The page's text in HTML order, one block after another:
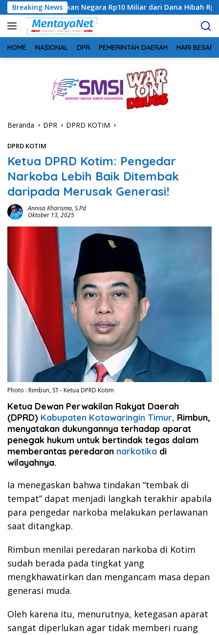
Langsung
ke
konten
Breaking News
Negara Rp10 Miliar dari Dana Hibah Rp40 Miliar
HOME NASIONAL DPR PEMERINTAH DAERAH HARI BESAR
Beranda DPR DPRD KOTIM
DPRD KOTIM
Ketua DPRD Kotim: Pengedar
Narkoba Lebih Baik Ditembak
daripada Merusak Generasi!
Annisa Kharisma, S.Pd
Oktober 13, 2025
Photo : Rimbun, ST - Ketua DPRD Kotim
Ketua Dewan Perwakilan Rakyat Daerah
(DPRD) Kabupaten Kotawaringin Timur, Rimbun,
menyatakan dukungannya terhadap aparat
penegak hukum untuk bertindak tegas dalam
memberantas peredaran narkotika di
wilayahnya.
Ia menegaskan bahwa tindakan “tembak di
tempat” dapat menjadi langkah terakhir apabila
para pengedar narkoba melakukan perlawanan
saat ditangkap.
Rimbun menilai peredaran narkoba di Kotim
sudah berada pada tingkat yang
mengkhawatirkan dan mengancam masa depan
generasi muda.
Oleh karena itu, menurutnya, ketegasan aparat
sangat diperlukan agar tidak memberi ruang